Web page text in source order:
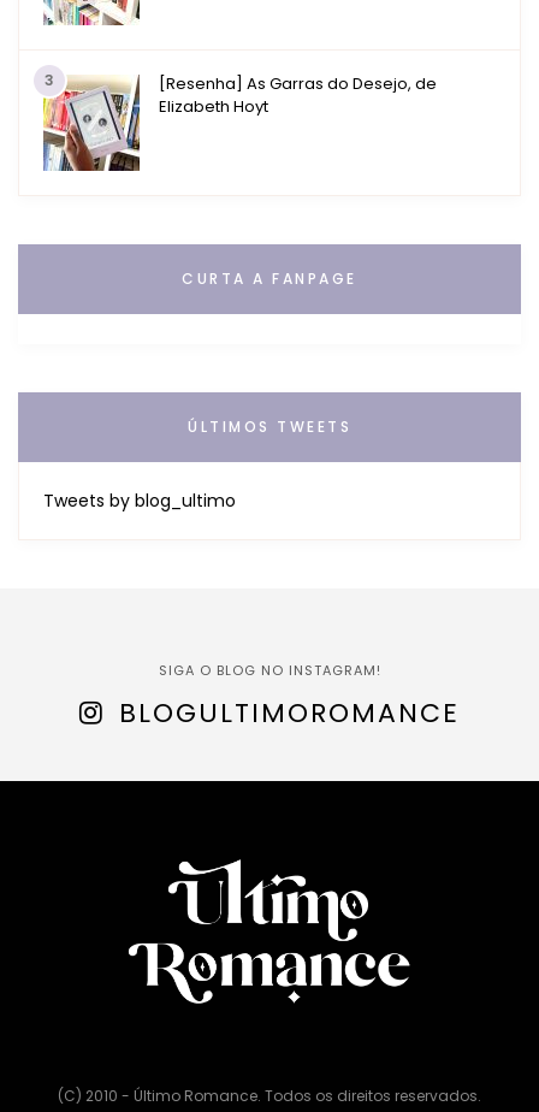
3
[Resenha] As Garras do Desejo, de
Elizabeth Hoyt
CURTA A FANPAGE
ÚLTIMOS TWEETS
Tweets by blog_ultimo
SIGA O BLOG NO INSTAGRAM!
BLOGULTIMOROMANCE
(C) 2010 - Último Romance. Todos os direitos reservados.